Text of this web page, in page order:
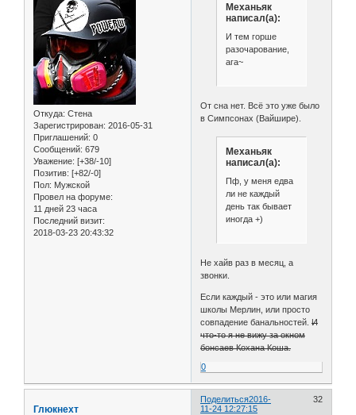
Откуда: Стена
Зарегистрирован: 2016-05-31
Приглашений: 0
Сообщений: 679
Уважение: [+38/-10]
Позитив: [+82/-0]
Пол: Мужской
Провел на форуме:
11 дней 23 часа
Последний визит:
2018-03-23 20:43:32
Механьяк
написал(а):
И тем горше
разочарование,
ага~
От сна нет. Всё это уже было
в Симпсонах (Вайшире).
Механьяк
написал(а):
Пф, у меня едва
ли не каждый
день так бывает
иногда +)
Не хайв раз в месяц, а
звонки.
Если каждый - это или магия
школы Мерлин, или просто
совпадение банальностей.И
что-то я не вижу за окном
бонсаев Кохана Коша.
0
Поделиться 32
2016-
11-24 12:27:15
Глюкнехт